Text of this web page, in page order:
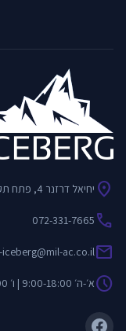
location_on יחיאל דרזנר 4, פתח תקווה
call
072-331-7665
mail
iceberg@mil-ac.co.il
scheduleא׳-ה׳ 9:00-18:00 | ו׳ 9:00-13:00